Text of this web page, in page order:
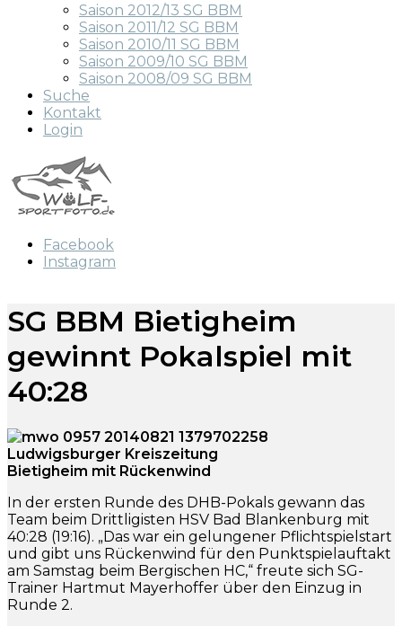
Saison 2012/13 SG BBM
Saison 2011/12 SG BBM
Saison 2010/11 SG BBM
Saison 2009/10 SG BBM
Saison 2008/09 SG BBM
Suche
Kontakt
Login
Facebook
Instagram
SG BBM Bietigheim
gewinnt Pokalspiel mit
40:28
Ludwigsburger Kreiszeitung
Bietigheim mit Rückenwind
In der ersten Runde des DHB-Pokals gewann das
Team beim Drittligisten HSV Bad Blankenburg mit
40:28 (19:16). „Das war ein gelungener Pflichtspielstart
und gibt uns Rückenwind für den Punktspielauftakt
am Samstag beim Bergischen HC,“ freute sich SG-
Trainer Hartmut Mayerhoffer über den Einzug in
Runde 2.